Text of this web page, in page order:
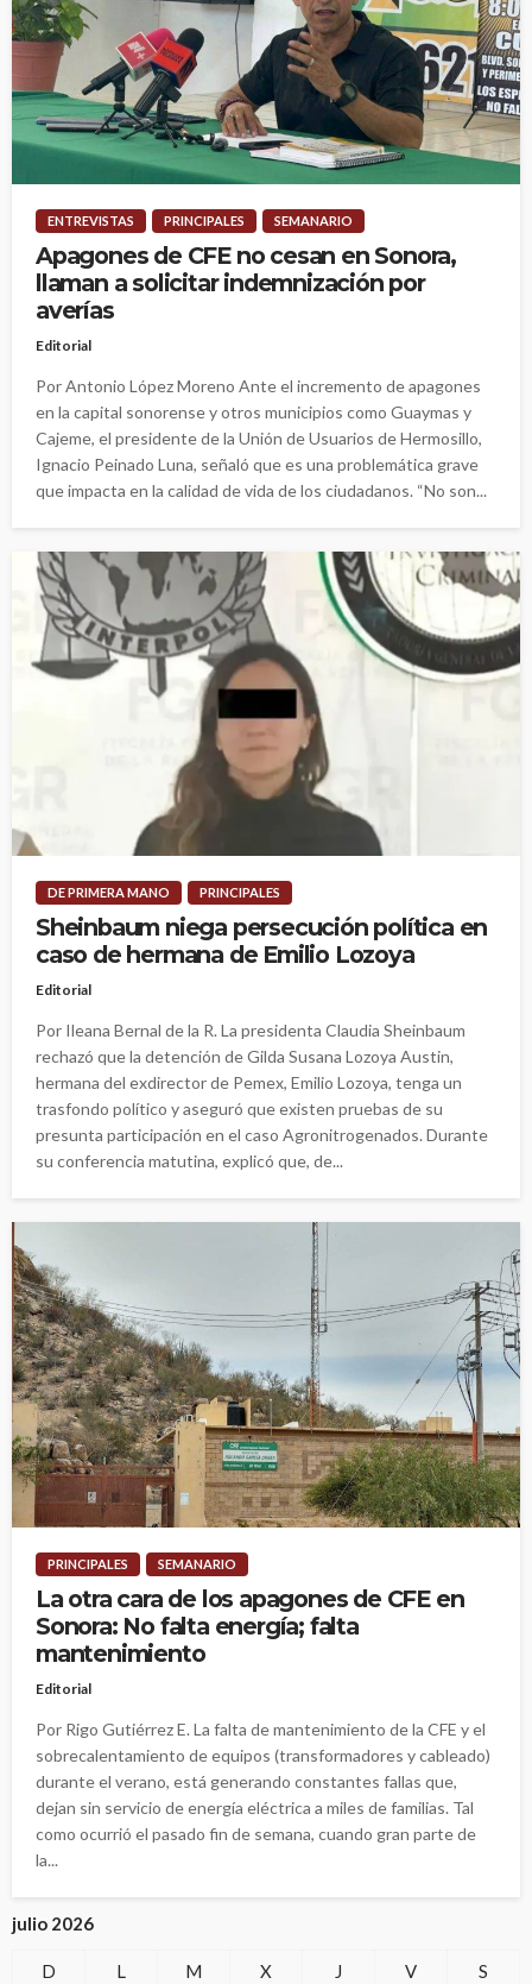
ENTREVISTAS PRINCIPALES SEMANARIO
Apagones de CFE no cesan en Sonora,
llaman a solicitar indemnización por
averías
Editorial
Por Antonio López Moreno Ante el incremento de apagones
en la capital sonorense y otros municipios como Guaymas y
Cajeme, el presidente de la Unión de Usuarios de Hermosillo,
Ignacio Peinado Luna, señaló que es una problemática grave
que impacta en la calidad de vida de los ciudadanos. “No son...
DE PRIMERA MANO PRINCIPALES
Sheinbaum niega persecución política en
caso de hermana de Emilio Lozoya
Editorial
Por Ileana Bernal de la R. La presidenta Claudia Sheinbaum
rechazó que la detención de Gilda Susana Lozoya Austin,
hermana del exdirector de Pemex, Emilio Lozoya, tenga un
trasfondo político y aseguró que existen pruebas de su
presunta participación en el caso Agronitrogenados. Durante
su conferencia matutina, explicó que, de...
PRINCIPALES SEMANARIO
La otra cara de los apagones de CFE en
Sonora: No falta energía; falta
mantenimiento
Editorial
Por Rigo Gutiérrez E. La falta de mantenimiento de la CFE y el
sobrecalentamiento de equipos (transformadores y cableado)
durante el verano, está generando constantes fallas que,
dejan sin servicio de energía eléctrica a miles de familias. Tal
como ocurrió el pasado fin de semana, cuando gran parte de
la...
julio 2026
D L M X J V
S